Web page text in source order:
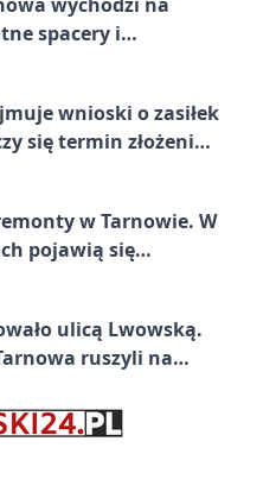
spacery i
wnioski o zasiłek
się termin złożenia
w Tarnowie. W
pojawią się
ulicą Lwowską.
ruszyli na